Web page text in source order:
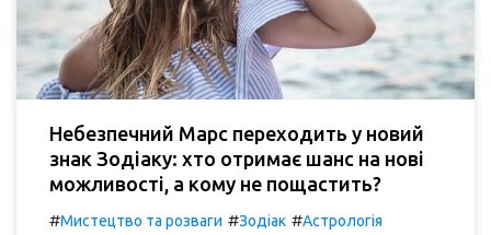
Небезпечний Марс переходить у новий
знак Зодіаку: хто отримає шанс на нові
можливості, а кому не пощастить?
#Мистецтво та розваги #Зодіак #Астрологія